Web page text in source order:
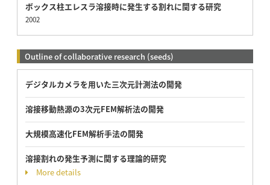
ボックス柱エレスラ溶接時に発生する割れに関する研究
2002
Outline of collaborative research (seeds)
デジタルカメラを用いた三次元計測法の開発
溶接移動熱源の3次元FEM解析法の開発
大規模高速化FEM解析手法の開発
溶接割れの発生予測に関する理論的研究
More details